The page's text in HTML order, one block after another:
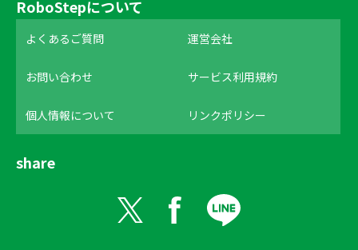
RoboStepについて
よくあるご質問 運営会社
お問い合わせ サービス利用規約
個人情報について リンクポリシー
share